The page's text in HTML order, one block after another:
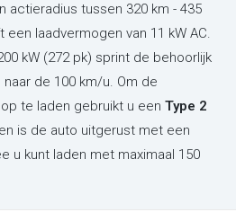
actieradius tussen 320 km - 435
een laadvermogen van 11 kW AC.
kW (272 pk) sprint de behoorlijk
de 100 km/u. Om de
op te laden gebruikt u eenType 2
is de auto uitgerust met een
u kunt laden met maximaal 150